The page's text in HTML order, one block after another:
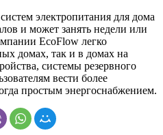
электропитания для дома
и может занять недели или
EcoFlow легко
домах, так и в домах на
системы резервного
вести более
простым энергоснабжением.